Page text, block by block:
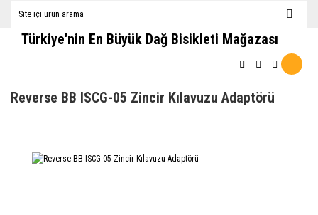
Türkiye'nin En Büyük Dağ Bisikleti Mağazası
Reverse BB ISCG-05 Zincir Kılavuzu Adaptörü